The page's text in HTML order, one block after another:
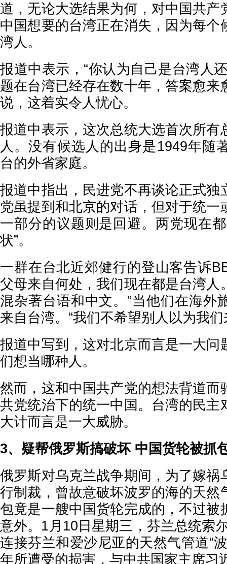
道，无论大选结果为何，对中国共产
中国想要的台湾正在消失，因为每个
湾人。
报道中表示，“你认为自己是台湾人
题在台湾已经存在数十年，答案愈来
说，这着实令人忧心。
报道中表示，这次总统大选首次所有
人。没有候选人的出身是1949年随
台的外省家庭。
报道中指出，民进党不再谈论正式独
党虽提到和北京的对话，但对于统一
一部分的议题则是回避。两党现在
状”。
一群在台北近郊健行的登山客告诉
父母来自何处，我们现在都是台湾人
混杂著台语和中文。”当他们在海外
来自台湾。“我们不希望别人以为我们
报道中写到，这对北京而言是一大问
们想当哪种人。
然而，这和中国共产党的想法背道而
共党统治下的统一中国。台湾的民主
大计而言是一大威胁。
3、疑帮俄罗斯搞破坏 中国货轮被抓
俄罗斯对乌克兰战争期间，为了嫁祸
行制裁，曾故意破坏波罗的海的天然
包竟是一艘中国货轮完成的，不过被
意外。1月10日星期三，芬兰总统索
连接芬兰和爱沙尼亚的天然气管道“
年所遭受的损害，与中共国家主席习